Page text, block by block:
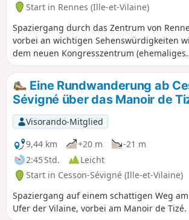
Start in Rennes (Ille-et-Vilaine)
Spaziergang durch das Zentrum von
vorbei an wichtigen Sehenswürdigkeiten
dem neuen Kongresszentrum (ehemaliges
Jakobinerkloster, Parlament der Bretagne
der in den Gärten des Thabor endet. Auf
diesem Rundgang können Sie auch die
architektonische Vielfalt der Altstadt von
sowie einige beeindruckende Fassaden
bewundern.
Eine Rundwanderung ab
Sévigné über das Manoir de
Visorando-Mitglied
9,44 km
+20 m
-21 m
2:45 Std.
Leicht
Start in Cesson-Sévigné (Ille-et-Vilaine)
Spaziergang auf einem schattigen Weg am
Ufer der Vilaine, vorbei am Manoir de Tizé.